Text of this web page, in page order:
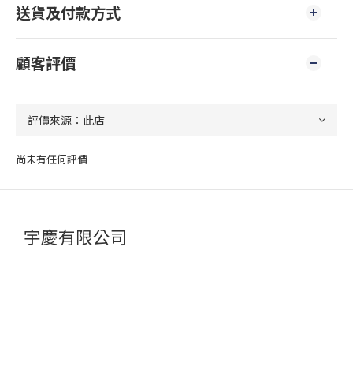
送貨及付款方式
顧客評價
尚未有任何評價
宇慶有限公司